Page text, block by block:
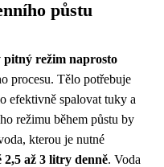
půstu
pitný režim naprosto
procesu. Tělo potřebuje
efektivně spalovat tuky a
režimu během půstu by
kterou je nutné
2,5 až 3 litry denně. Voda